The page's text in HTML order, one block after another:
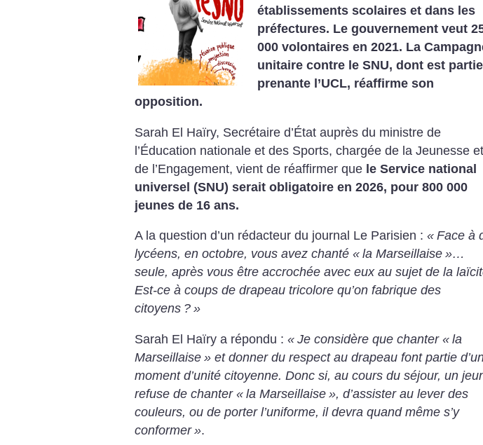
établissements scolaires et dans les
préfectures. Le gouvernement veut
000 volontaires en 2021. La
unitaire contre le SNU, dont est partie
prenante l’UCL, réaffirme son
opposition.
Sarah El Haïry, Secrétaire d’État auprès du ministre de
l’Éducation nationale et des Sports, chargée de la Jeunesse et
de l’Engagement, vient de réaffirmer que le Service national
universel (SNU) serait obligatoire en 2026, pour 800 000
jeunes de 16 ans.
A la question d’un rédacteur du journal Le Parisien : « Face à
lycéens, en octobre, vous avez chanté « la Marseillaise »…
seule, après vous être accrochée avec eux au sujet de la
Est-ce à coups de drapeau tricolore qu’on fabrique des
citoyens ? »
Sarah El Haïry a répondu : « Je considère que chanter « la
Marseillaise » et donner du respect au drapeau font partie
moment d’unité citoyenne. Donc si, au cours du séjour, un
refuse de chanter « la Marseillaise », d’assister au lever des
couleurs, ou de porter l’uniforme, il devra quand même s’y
conformer ».